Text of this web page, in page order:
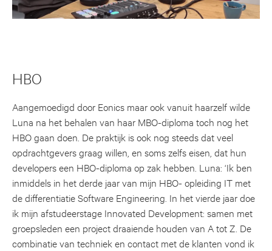
HBO
Aangemoedigd door Eonics maar ook vanuit haarzelf wilde
Luna na het behalen van haar MBO-diploma toch nog het
HBO gaan doen. De praktijk is ook nog steeds dat veel
opdrachtgevers graag willen, en soms zelfs eisen, dat hun
developers een HBO-diploma op zak hebben. Luna: ‘Ik ben
inmiddels in het derde jaar van mijn HBO- opleiding IT met
de differentiatie Software Engineering. In het vierde jaar doe
ik mijn afstudeerstage Innovated Development: samen met
groepsleden een project draaiende houden van A tot Z. De
combinatie van techniek en contact met de klanten vond ik